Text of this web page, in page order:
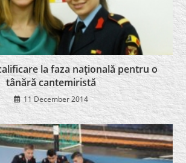
la faza naţională pentru o
tânără cantemiristă
11 December 2014